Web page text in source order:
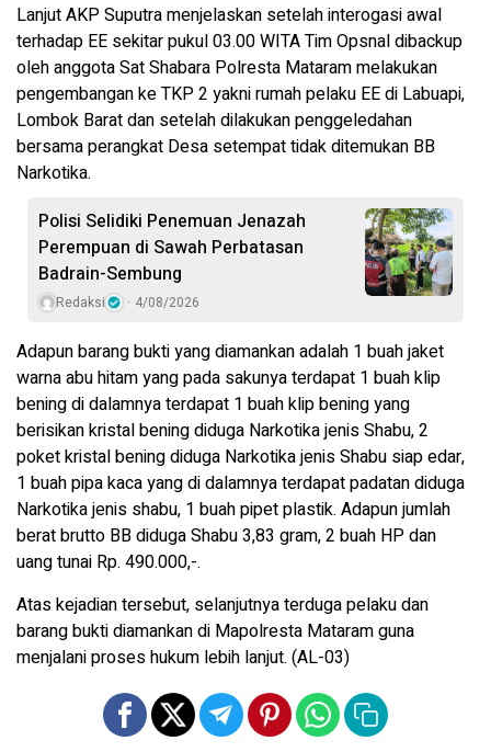
Lanjut AKP Suputra menjelaskan setelah interogasi awal
terhadap EE sekitar pukul 03.00 WITA Tim Opsnal dibackup
oleh anggota Sat Shabara Polresta Mataram melakukan
pengembangan ke TKP 2 yakni rumah pelaku EE di Labuapi,
Lombok Barat dan setelah dilakukan penggeledahan
bersama perangkat Desa setempat tidak ditemukan BB
Narkotika.
Polisi Selidiki Penemuan Jenazah
Perempuan di Sawah Perbatasan
Badrain-Sembung
Redaksi 4/08/2026
Adapun barang bukti yang diamankan adalah 1 buah jaket
warna abu hitam yang pada sakunya terdapat 1 buah klip
bening di dalamnya terdapat 1 buah klip bening yang
berisikan kristal bening diduga Narkotika jenis Shabu, 2
poket kristal bening diduga Narkotika jenis Shabu siap edar,
1 buah pipa kaca yang di dalamnya terdapat padatan diduga
Narkotika jenis shabu, 1 buah pipet plastik. Adapun jumlah
berat brutto BB diduga Shabu 3,83 gram, 2 buah HP dan
uang tunai Rp. 490.000,-.
Atas kejadian tersebut, selanjutnya terduga pelaku dan
barang bukti diamankan di Mapolresta Mataram guna
menjalani proses hukum lebih lanjut. (AL-03)